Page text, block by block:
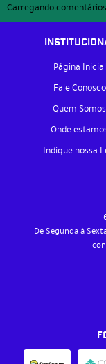
Carregando
Página Inicial
Fale Conosco
Quem Somos
Onde
Indique nossa
De Segunda à